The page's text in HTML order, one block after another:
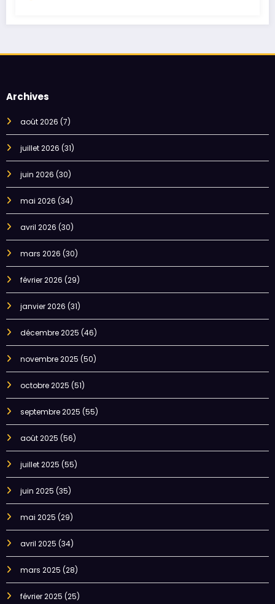
Archives
août 2026 (7)
juillet 2026 (31)
juin 2026 (30)
mai 2026 (34)
avril 2026 (30)
mars 2026 (30)
février 2026 (29)
janvier 2026 (31)
décembre 2025 (46)
novembre 2025 (50)
octobre 2025 (51)
septembre 2025 (55)
août 2025 (56)
juillet 2025 (55)
juin 2025 (35)
mai 2025 (29)
avril 2025 (34)
mars 2025 (28)
février 2025 (25)